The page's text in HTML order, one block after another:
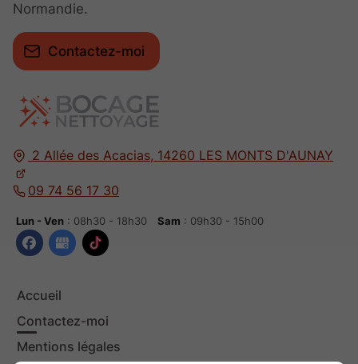
2 Allée des Acacias, 14260 LES MONTS D'AUNAY
09 74 56 17 30
Lun - Ven : 08h30 - 18h30 Sam : 09h30 - 15h00
Accueil
Contactez-moi
Mentions légales
Normandie.
Contactez-moi